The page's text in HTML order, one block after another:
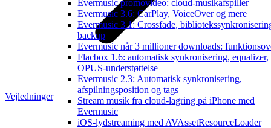
Evermusic promovideo: cloud-musikafspiller
Evermusic 3.6: CarPlay, VoiceOver og mere
Evermusic 3.1: Crossfade,
backup
Evermusic når 3 millioner downloads:
Flacbox 1.6: automatisk synkronisering, equalizer,
OPUS-understøttelse
Evermusic 2.3: Automatisk synkronisering,
afspilningsposition og tags
Stream musik fra cloud-lagring på iPhone med
Evermusic
iOS-lydstreaming med AVAssetResourceLoader
Vejledninger